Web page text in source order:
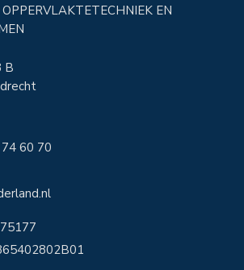
EN
B
60 70